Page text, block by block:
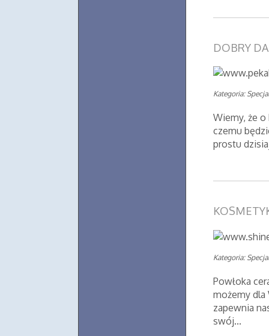
DOBRY
Kategoria:
Wiemy, że
czemu
prostu
Kategoria:
Powłoka
możemy dla
zapewnia
swój...